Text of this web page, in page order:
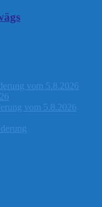
vom 5.8.2026
vom 5.8.2026